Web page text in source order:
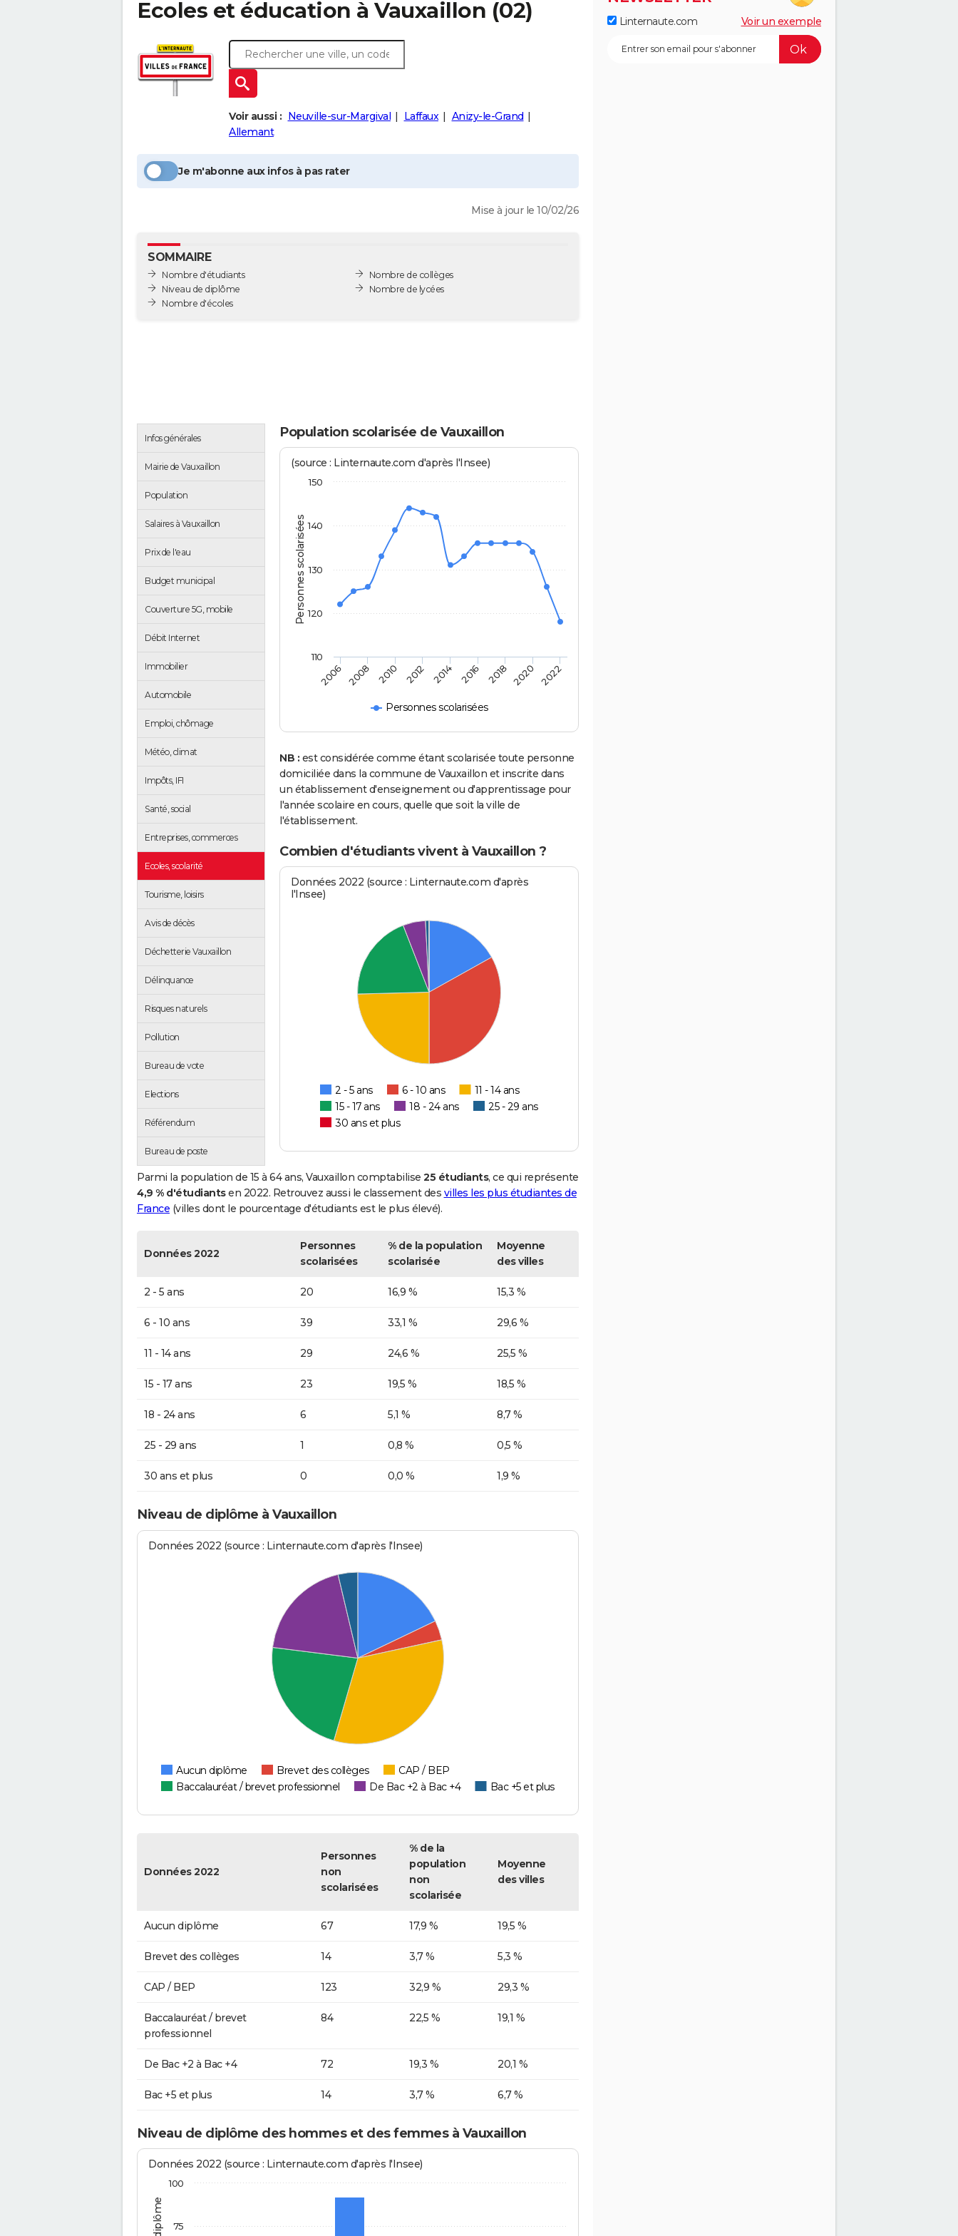
Ecoles et éducation à Vauxaillon (02)
Voir aussi : Neuville-sur-Margival Laffaux
Anizy-le-Grand
Allemant
Je m'abonne aux infos à pas rater
Mise à jour le 10/02/26
SOMMAIRE
Nombre d'étudiants
Niveau de diplôme
Nombre d'écoles
Nombre de collèges
Nombre de lycées
Infos générales
Mairie de Vauxaillon
Population
Salaires à Vauxaillon
Prix de l'eau
Budget municipal
Couverture 5G, mobile
Débit Internet
Immobilier
Automobile
Emploi, chômage
Météo, climat
Impôts, IFI
Santé, social
Entreprises, commerces
Ecoles, scolarité
Tourisme, loisirs
Avis de décès
Déchetterie Vauxaillon
Délinquance
Risques naturels
Pollution
Bureau de vote
Elections
Référendum
Bureau de poste
Population scolarisée de Vauxaillon
Personnes scolarisées
(source : Linternaute.com d'après l'Insee)
Personnes scolarisées
2006 2008 2010 2012 2014 2016 2018 2020 2022
110
120
130
140
150
NB : est considérée comme étant scolarisée toute personne
domiciliée dans la commune de Vauxaillon et inscrite dans
un établissement d'enseignement ou d'apprentissage pour
l'année scolaire en cours, quelle que soit la ville de
l'établissement.
Combien d'étudiants vivent à Vauxaillon ?
Données 2022 (source : Linternaute.com d'après
l'Insee)
2 - 5 ans 6 - 10 ans
11 - 14 ans
15 - 17 ans
18 - 24 ans
25 - 29 ans
30 ans et plus
Parmi la population de 15 à 64 ans, Vauxaillon comptabilise 25 étudiants, ce qui représente
4,9 % d'étudiantsen 2022. Retrouvez aussi le classement des villes les plus étudiantes de
France (villes dont le pourcentage d'étudiants est le plus élevé).
Données 2022
Personnes
scolarisées
% de la population
scolarisée
Moyenne
des villes
2 - 5 ans 20 16,9 % 15,3 %
6 - 10 ans 39 33,1 % 29,6 %
11 - 14 ans 29 24,6 % 25,5 %
15 - 17 ans 23 19,5 % 18,5 %
18 - 24 ans 6 5,1 % 8,7 %
25 - 29 ans 1 0,8 % 0,5 %
30 ans et plus 0 0,0 % 1,9 %
Niveau de diplôme à Vauxaillon
Données 2022 (source : Linternaute.com d'après l'Insee)
Aucun diplôme Brevet des collèges
CAP / BEP
Baccalauréat / brevet professionnel
De Bac +2 à Bac +4 Bac +5 et plus
Données 2022
Personnes
non
scolarisées
% de la
population
non
scolarisée
Moyenne
des villes
Aucun diplôme 67 17,9 % 19,5 %
Brevet des collèges 14 3,7 % 5,3 %
CAP / BEP 123 32,9 % 29,3 %
Baccalauréat / brevet
professionnel
84 22,5 % 19,1 %
De Bac +2 à Bac +4 72 19,3 % 20,1 %
Bac +5 et plus 14 3,7 % 6,7 %
Niveau de diplôme des hommes et des femmes à Vauxaillon
Données 2022 (source : Linternaute.com d'après l'Insee)
75
100
Linternaute.com Voir un exemple